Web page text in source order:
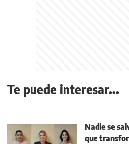
Te puede interesar...
Nadie se
que